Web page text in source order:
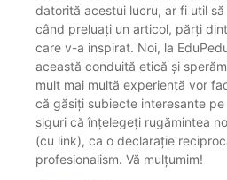
datorită acestui lucru, ar fi util
când preluați un articol, părți
care v-a inspirat. Noi, la
această conduită etică și
mult mai multă experiență vor
că găsiți subiecte interesante
siguri că înțelegeți rugămintea
(cu link), ca o declarație
profesionalism. Vă mulțumim!